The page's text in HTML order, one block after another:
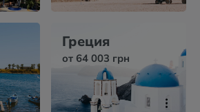
Греция
от 64 003 грн